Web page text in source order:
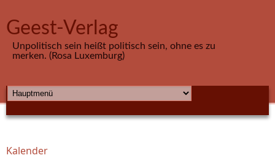
Geest-Verlag
Unpolitisch sein heißt politisch sein, ohne es zu
merken. (Rosa Luxemburg)
HAUPTMENÜ
Sie sind hier
Kalender